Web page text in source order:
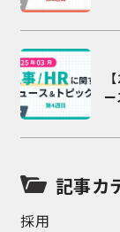
記事カ
採用